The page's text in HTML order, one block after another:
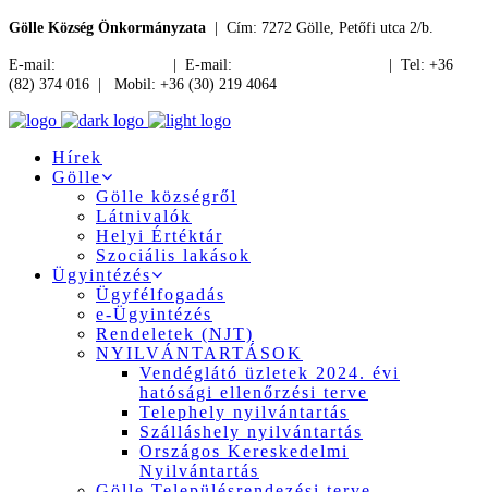
Gölle Község Önkormányzata | Cím: 7272 Gölle, Petőfi utca 2/b.
E-mail: | E-mail:
| Tel: +36
(82) 374 016 | Mobil: +36 (30) 219 4064
Hírek
Gölle
Gölle községről
Látnivalók
Helyi Értéktár
Szociális lakások
Ügyintézés
Ügyfélfogadás
e-Ügyintézés
Rendeletek (NJT)
NYILVÁNTARTÁSOK
Vendéglátó üzletek 2024. évi
hatósági ellenőrzési terve
Telephely nyilvántartás
Szálláshely nyilvántartás
Országos Kereskedelmi
Nyilvántartás